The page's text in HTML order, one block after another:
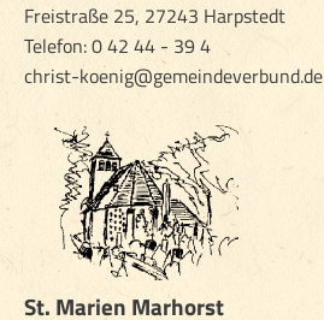
Freistraße 25, 27243 Harpstedt
Telefon:0 42 44 - 39 4
christ-koenig@gemeindeverbund.de
St. Marien Marhorst